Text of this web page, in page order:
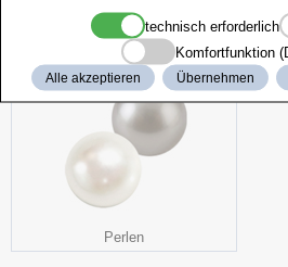
Stereomikroskop
Perlen
technisch erforderlich
Komfortfunktion
Alle akzeptieren Übernehmen